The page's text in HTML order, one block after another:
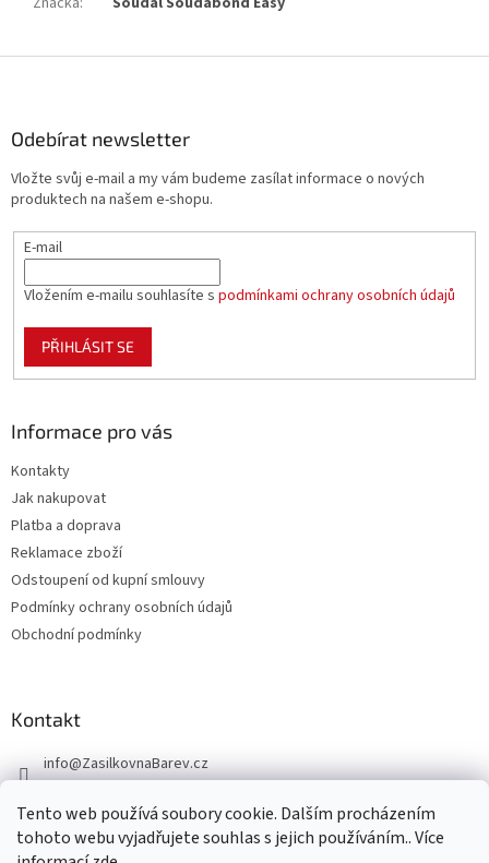
Tento web používá soubory cookie. Dalším procházením
tohoto webu vyjadřujete souhlas s jejich používáním.. Více
Odebírat newsletter
Vložte svůj e-mail a my vám budeme zasílat informace o nových
produktech na našem e-shopu.
E-mail
Vložením e-mailu souhlasíte s podmínkami ochrany osobních údajů
PŘIHLÁSIT SE
Informace pro vás
Kontakty
Jak nakupovat
Platba a doprava
Reklamace zboží
Odstoupení od kupní smlouvy
Podmínky ochrany osobních údajů
Obchodní podmínky
Kontakt
info@ZasilkovnaBarev.cz